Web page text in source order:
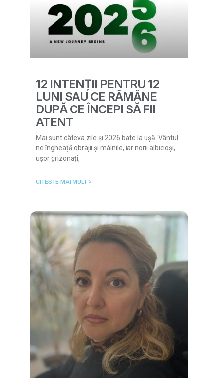
12 INTENȚII PENTRU 12
LUNI SAU CE RĂMÂNE
DUPĂ CE ÎNCEPI SĂ FII
ATENT
Mai sunt câteva zile și 2026 bate la ușă. Vântul
ne îngheață obrajii și mâinile, iar norii albicioși,
ușor grizonați,
CITESTE MAI MULT >